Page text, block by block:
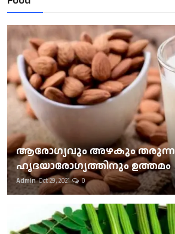
ആരോഗ്യവും അഴകും തരുന്ന
ഹൃദയാരോഗ്യത്തിനും ഉത്തമം
Admin Oct 29, 2021 0